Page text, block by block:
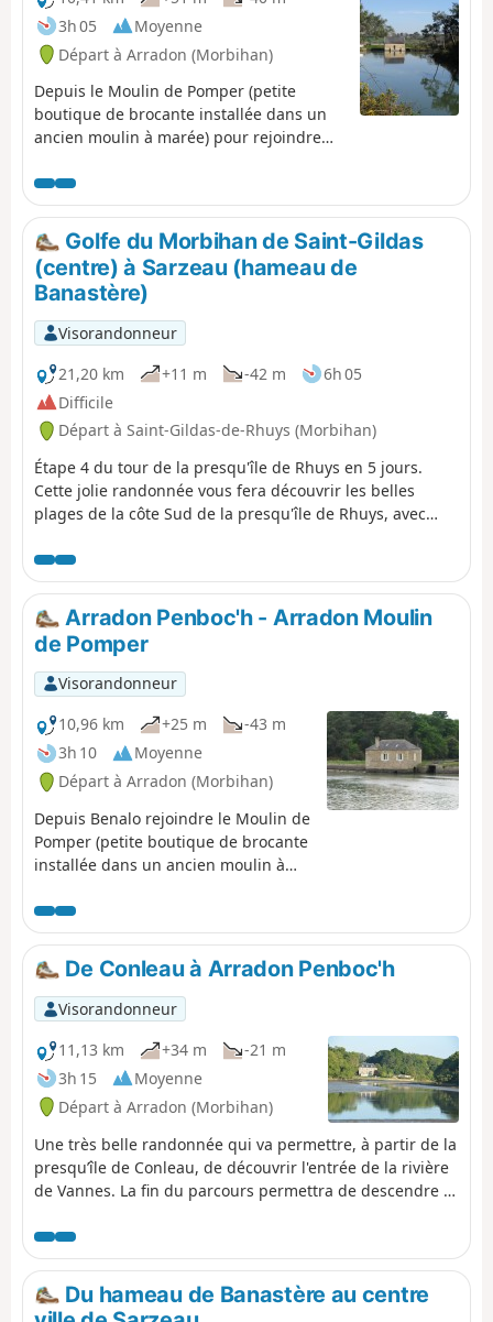
3h 05
Moyenne
Départ à Arradon (Morbihan)
Depuis le Moulin de Pomper (petite
boutique de brocante installée dans un
ancien moulin à marée) pour rejoindre
des chemins seront des sentiers côtiers
(GR®34). Vue sur la côte et les îles du
golfe.Golfe du Morbihan de Saint-Gildas
(centre) à Sarzeau (hameau de
Banastère)
Visorandonneur
21,20 km
+11 m -42 m
6h 05
Difficile
Départ à Saint-Gildas-de-Rhuys (Morbihan)
Étape 4 du tour de la presqu'île de Rhuys en 5 jours.
Cette jolie randonnée vous fera découvrir les belles
plages de la côte Sud de la presqu'île de Rhuys, avec
de Houat, Hoedic et Belle Île, ainsi que sur la presqu'île
de Quiberon. Le Château de Suscinio, domaine des ducs
de Bretagne situé dans un espace naturel riche en
biodiversité, est incontournable dans le Morbihan.
Arradon Penboc'h - Arradon Moulin
de Pomper
Visorandonneur
10,96 km
+25 m
-43 m
3h 10
Moyenne
Départ à Arradon (Morbihan)
Depuis Benalo rejoindre le Moulin de
Pomper (petite boutique de brocante
installée dans un ancien moulin à
sentiers côtiers (GR®34, tour du
golfe du Morbihan). Vue sur la côte
et les îles du golfe: Arz, Drenec,
Logodec, aux Moines, d'Irus.
De Conleau à Arradon Penboc'h
Visorandonneur
11,13 km
+34 m
-21 m
3h 15
Moyenne
Départ à Arradon (Morbihan)
Une très belle randonnée qui va permettre, à partir de la
presqu’île de Conleau, de découvrir l'entrée de la rivière
de Vannes. La fin du parcours permettra de descendre la
Du hameau de Banastère au centre